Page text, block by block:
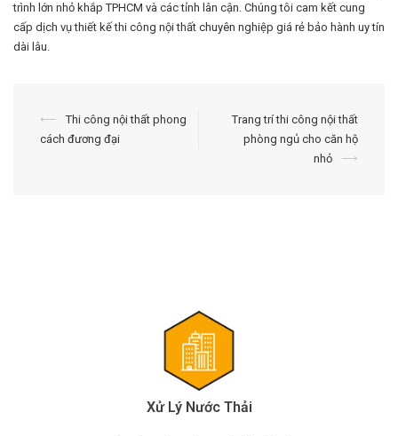
trình lớn nhỏ khắp TPHCM và các tỉnh lân cận. Chúng tôi cam kết cung
cấp dịch vụ thiết kế thi công nội thất chuyên nghiệp giá rẻ bảo hành uy tín
dài lâu.
Điều
hướng
⟵
Thi công nội thất phong
cách đương đại
Trang trí thi công nội thất
phòng ngủ cho căn hộ
nhỏ
⟶
Xử Lý Nước Thải